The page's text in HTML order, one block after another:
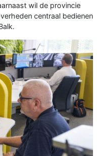
wil de provincie
centraal bedienen